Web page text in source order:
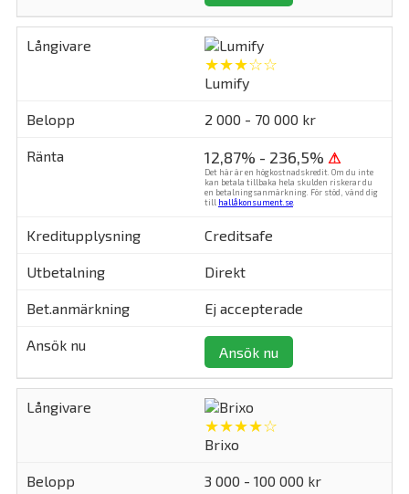
★★★☆☆
Lumify
2 000 - 70 000 kr
12,87% - 236,5% ⚠
Det här är en högkostnadskredit. Om du inte
kan betala tillbaka hela skulden riskerar du
en betalningsanmärkning. För stöd, vänd dig
till hallåkonsument.se.
Creditsafe
Direkt
Ej accepterade
Ansök nu
★★★★☆
Brixo
3 000 - 100 000 kr